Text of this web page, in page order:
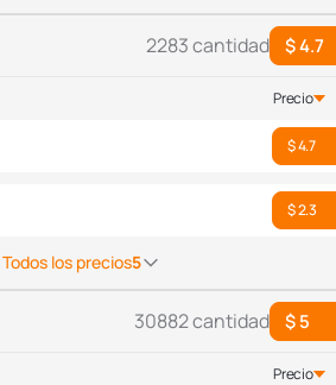
2283 cantidad $ 4.7
Precio
$ 4.7
$ 2.3
Todos los precios5
30882 cantidad $ 5
Precio